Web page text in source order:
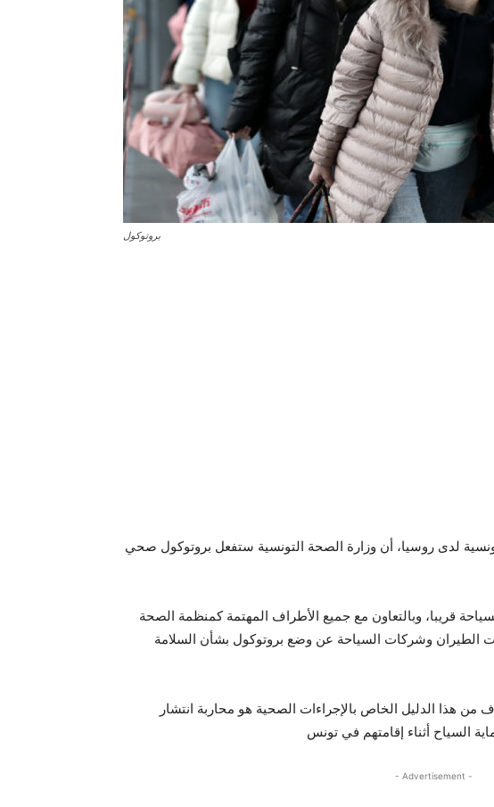
بروتوكول
لدى روسيا، أن وزارة الصحة التونسية ستفعل بروتوكول صحي
قريبا، وبالتعاون مع جميع الأطراف المهتمة كمنظمة الصحة
الطيران وشركات السياحة عن وضع بروتوكول بشأن السلامة
من هذا الدليل الخاص بالإجراءات الصحية هو محاربة انتشار
- Advertisement -